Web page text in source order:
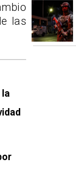
las